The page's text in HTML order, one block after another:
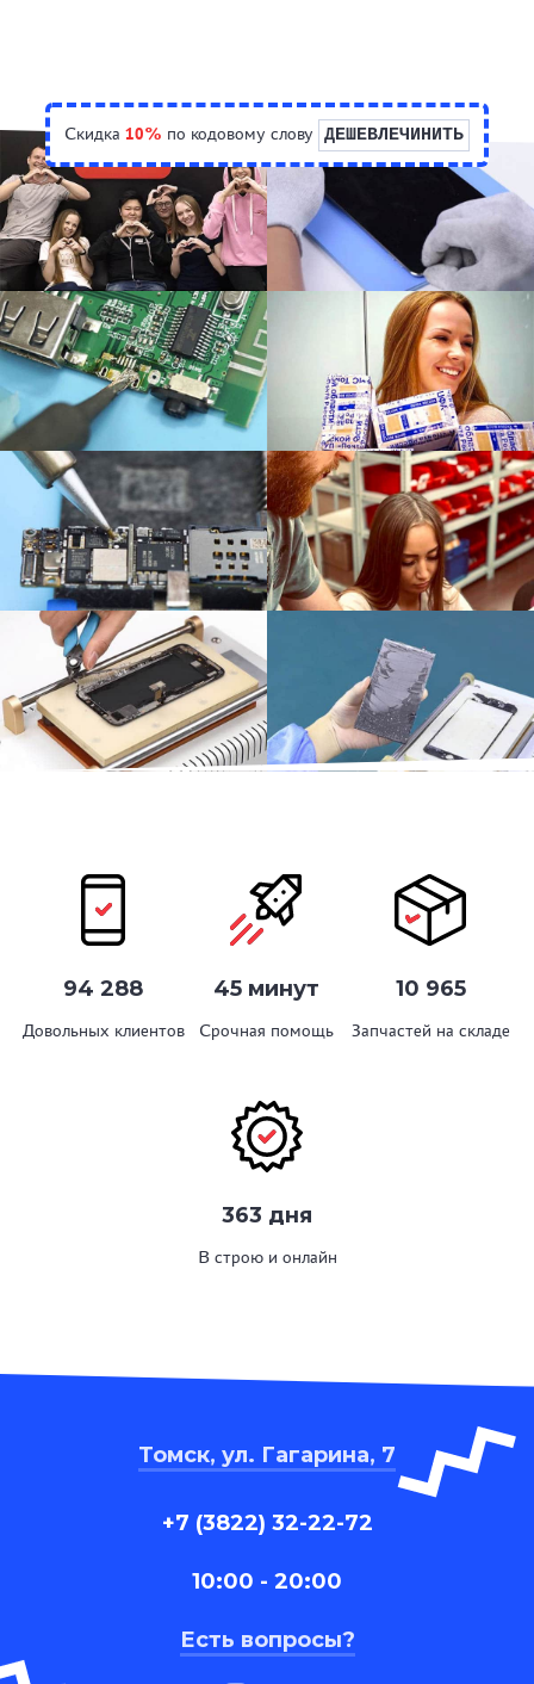
Скидка 10% по кодовому слову ДЕШЕВЛЕЧИНИТЬ
94 288
Довольных клиентов
45 минут
Срочная помощь
10 965
Запчастей на складе
363 дня
В строю и онлайн
Томск, ул. Гагарина, 7
+7 (3822) 32-22-72
10:00 - 20:00
Есть вопросы?